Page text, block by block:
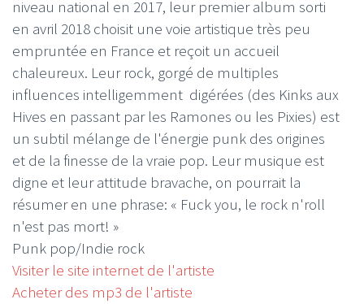
niveau national en 2017, leur premier album sorti
en avril 2018 choisit une voie artistique très peu
empruntée en France et reçoit un accueil
chaleureux. Leur rock, gorgé de multiples
influences intelligemment digérées (des Kinks aux
Hives en passant par les Ramones ou les Pixies) est
un subtil mélange de l'énergie punk des origines
et de la finesse de la vraie pop. Leur musique est
digne et leur attitude bravache, on pourrait la
résumer en une phrase: « Fuck you, le rock n'roll
n'est pas mort! »
Punk pop/Indie rock
Visiter le site internet de l'artiste
Acheter des mp3 de l'artiste